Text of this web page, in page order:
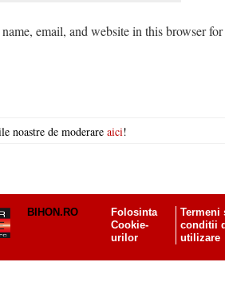
email, and website in this browser
noastre de moderare aici!
BIHON.RO
Folosinta
Cookie-
urilor
Termeni
conditii
utilizare